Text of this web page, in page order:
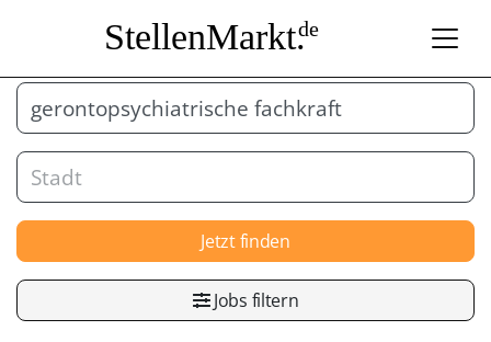
StellenMarkt.de
Jetzt finden
Jobs filtern